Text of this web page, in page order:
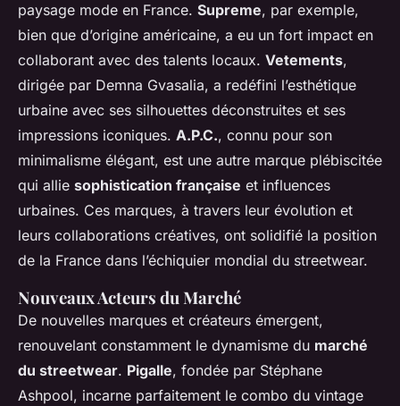
paysage mode en France. Supreme, par exemple,
bien que d’origine américaine, a eu un fort impact en
collaborant avec des talents locaux. Vetements,
dirigée par Demna Gvasalia, a redéfini l’esthétique
urbaine avec ses silhouettes déconstruites et ses
impressions iconiques. A.P.C., connu pour son
minimalisme élégant, est une autre marque plébiscitée
qui allie sophistication française et influences
urbaines. Ces marques, à travers leur évolution et
leurs collaborations créatives, ont solidifié la position
de la France dans l’échiquier mondial du streetwear.
Nouveaux Acteurs du Marché
De nouvelles marques et créateurs émergent,
renouvelant constamment le dynamisme du marché
du streetwear. Pigalle, fondée par Stéphane
Ashpool, incarne parfaitement le combo du vintage